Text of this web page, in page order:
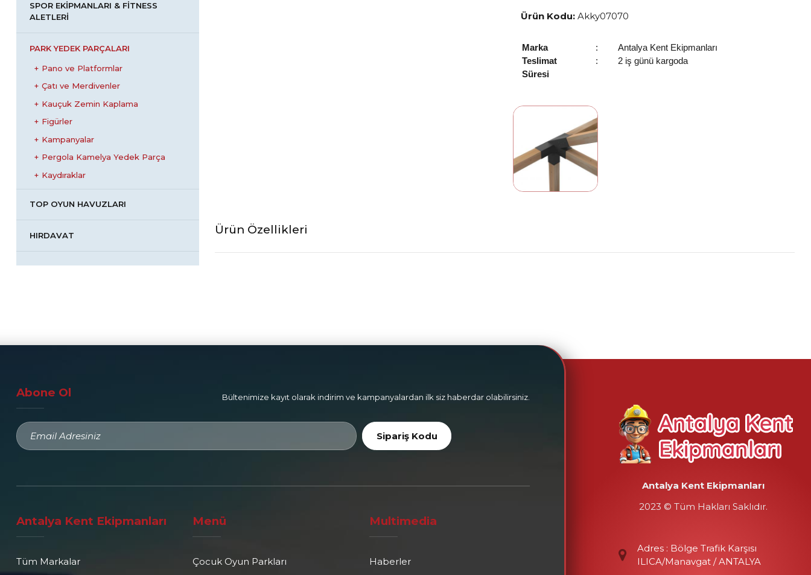
Ürün Kodu:Akky07070
Marka :
Antalya Kent Ekipmanları
Teslimat
Süresi
: 2 iş günü kargoda
Ürün Özellikleri
SPOR EKIPMANLARI & FİTNESS
ALETLERI
PARK YEDEK PARÇALARI
Pano ve Platformlar
Çatı ve Merdivenler
Kauçuk Zemin Kaplama
Figürler
Kampanyalar
Pergola Kamelya Yedek Parça
Kaydıraklar
TOP OYUN HAVUZLARI
HIRDAVAT
Antalya Kent Ekipmanları
2023 © Tüm Hakları Saklıdır.
Adres : Bölge Trafik Karşısı
ILICA/Manavgat / ANTALYA
Abone Ol Bültenimize kayıt olarak indirim ve kampanyalardan ilk siz haberdar olabilirsiniz.
Sipariş Kodu
Antalya Kent Ekipmanları
Tüm Markalar
Menü
Çocuk Oyun Parkları
Multimedia
Haberler